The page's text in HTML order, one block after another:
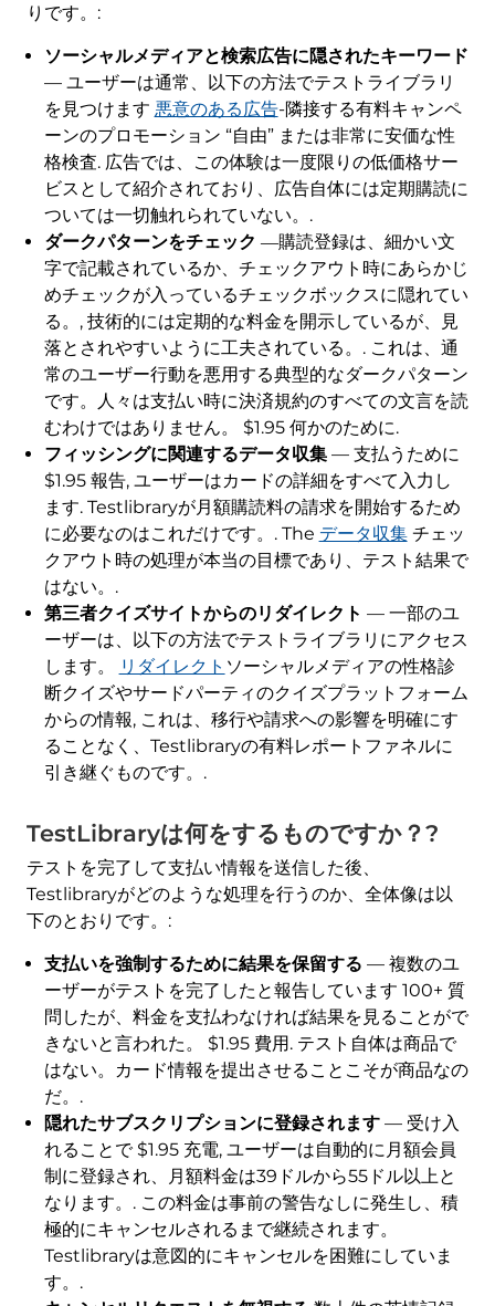
りです。:
ソーシャルメディアと検索広告に隠されたキーワード
— ユーザーは通常、以下の方法でテストライブラリ
を見つけます 悪意のある広告-隣接する有料キャンペ
ーンのプロモーション “自由” または非常に安価な性
格検査. 広告では、この体験は一度限りの低価格サー
ビスとして紹介されており、広告自体には定期購読に
ついては一切触れられていない。.
ダークパターンをチェック ―購読登録は、細かい文
字で記載されているか、チェックアウト時にあらかじ
めチェックが入っているチェックボックスに隠れてい
る。, 技術的には定期的な料金を開示しているが、見
落とされやすいように工夫されている。. これは、通
常のユーザー行動を悪用する典型的なダークパターン
です。人々は支払い時に決済規約のすべての文言を読
むわけではありません。 $1.95 何かのために.
フィッシングに関連するデータ収集— 支払うために
$1.95 報告, ユーザーはカードの詳細をすべて入力し
ます. Testlibraryが月額購読料の請求を開始するため
に必要なのはこれだけです。. The データ収集チェッ
クアウト時の処理が本当の目標であり、テスト結果で
はない。.
第三者クイズサイトからのリダイレクト — 一部のユ
ーザーは、以下の方法でテストライブラリにアクセス
します。
リダイレクト ソーシャルメディアの性格診
断クイズやサードパーティのクイズプラットフォーム
からの情報, これは、移行や請求への影響を明確にす
ることなく、Testlibraryの有料レポートファネルに
引き継ぐものです。.
TestLibraryは何をするものですか？?
テストを完了して支払い情報を送信した後、
Testlibraryがどのような処理を行うのか、全体像は以
下のとおりです。:
支払いを強制するために結果を保留する — 複数のユ
ーザーがテストを完了したと報告しています 100+ 質
問したが、料金を支払わなければ結果を見ることがで
きないと言われた。 $1.95 費用. テスト自体は商品で
はない。カード情報を提出させることこそが商品なの
だ。.
隠れたサブスクリプションに登録されます— 受け入
れることで $1.95 充電, ユーザーは自動的に月額会員
制に登録され、月額料金は39ドルから55ドル以上と
なります。. この料金は事前の警告なしに発生し、積
極的にキャンセルされるまで継続されます。
Testlibraryは意図的にキャンセルを困難にしていま
す。.